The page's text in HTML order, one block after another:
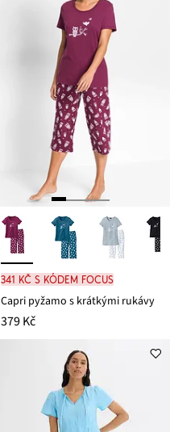
341 Kč s kódem FOCUS
Capri pyžamo s krátkými rukávy
379 Kč